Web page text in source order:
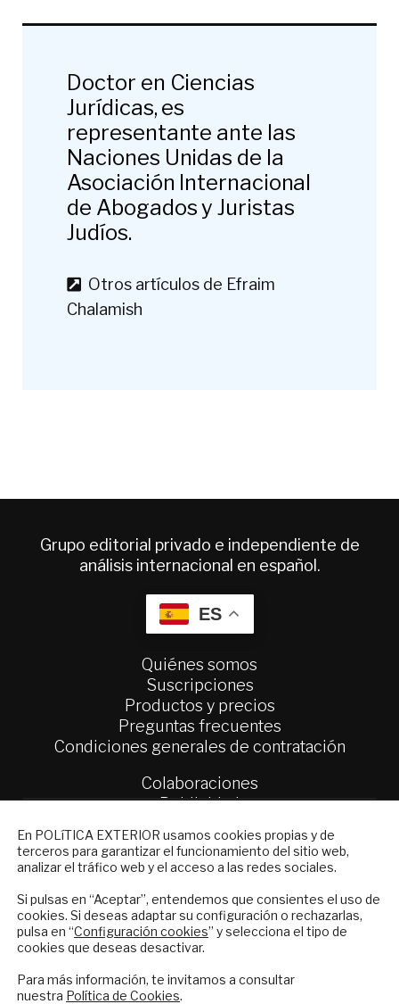
Doctor en Ciencias
Jurídicas, es
representante ante las
Naciones Unidas de la
Asociación Internacional
de Abogados y Juristas
Judíos.
Otros artículos de Efraim
Chalamish
Grupo editorial privado e independiente de
análisis internacional en español.
ES
Quiénes somos
Suscripciones
Productos y precios
Preguntas frecuentes
Condiciones generales de contratación
Colaboraciones
Publicidad
Política Exterior
Afkar/Ideas
© 2026 - Fundación Análisis de Política
Exterior. Todos los derechos reservados
Legal|Política de Privacidad y de Cookies
En POLíTICA EXTERIOR usamos cookies propias y de
terceros para garantizar el funcionamiento del sitio web,
analizar el tráfico web y el acceso a las redes sociales.
Si pulsas en “Aceptar”, entendemos que consientes el uso de
cookies. Si deseas adaptar su configuración o rechazarlas,
pulsa en “Configuración cookies” y selecciona el tipo de
cookies que deseas desactivar.
Para más información, te invitamos a consultar
nuestra Política de Cookies.
NEWSLETTER
Suscríbase a nuestro boletín electrónico y
reciba en su correo el mejor análisis
internacional en español.